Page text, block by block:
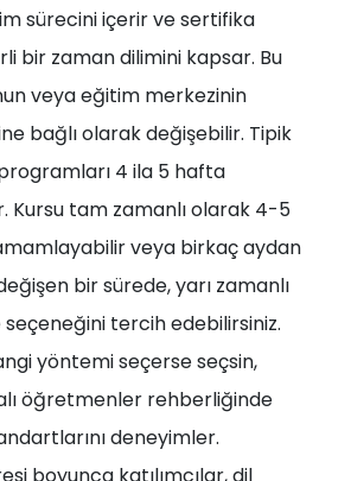
sürecini içerir ve sertifika
bir zaman dilimini kapsar. Bu
veya eğitim merkezinin
bağlı olarak değişebilir. Tipik
4 ila 5 hafta
Kursu tam zamanlı olarak 4-5
veya birkaç aydan
bir sürede, yarı zamanlı
tercih edebilirsiniz.
yöntemi seçerse seçsin,
öğretmenler rehberliğinde
deneyimler.
boyunca katılımcılar, dil